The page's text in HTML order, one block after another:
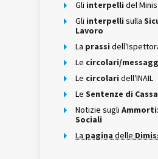
Gli interpelli del
Gli interpelli sulla
Lavoro
La prassi
Le circolari/
Le circolari dell'INAIL
Le Sentenze di
Notizie sugli
Sociali
La pagina delle